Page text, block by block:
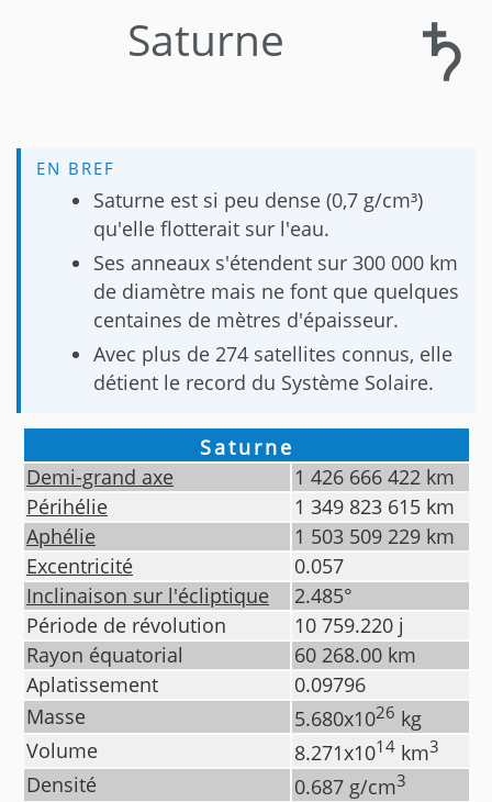
Saturne
EN BREF
Saturne est si peu dense (0,7 g/cm³)
qu'elle flotterait sur l'eau.
Ses anneaux s'étendent sur 300 000 km
de diamètre mais ne font que quelques
centaines de mètres d'épaisseur.
Avec plus de 274 satellites connus, elle
détient le record du Système Solaire.
Saturne
Demi-grand axe
1 426 666 422 km
Périhélie
1 349 823 615 km
Aphélie
1 503 509 229 km
Excentricité
0.057
Inclinaison sur l'écliptique
2.485°
Période de révolution
10 759.220 j
Rayon équatorial
60 268.00 km
Aplatissement
0.09796
Masse
5.680x1026 kg
Volume
8.271x1014 km3
Densité 0.687 g/cm3